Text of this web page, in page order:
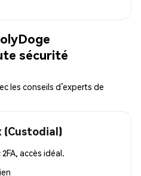
sécurité
les conseils d’experts de
(Custodial)
accès idéal.